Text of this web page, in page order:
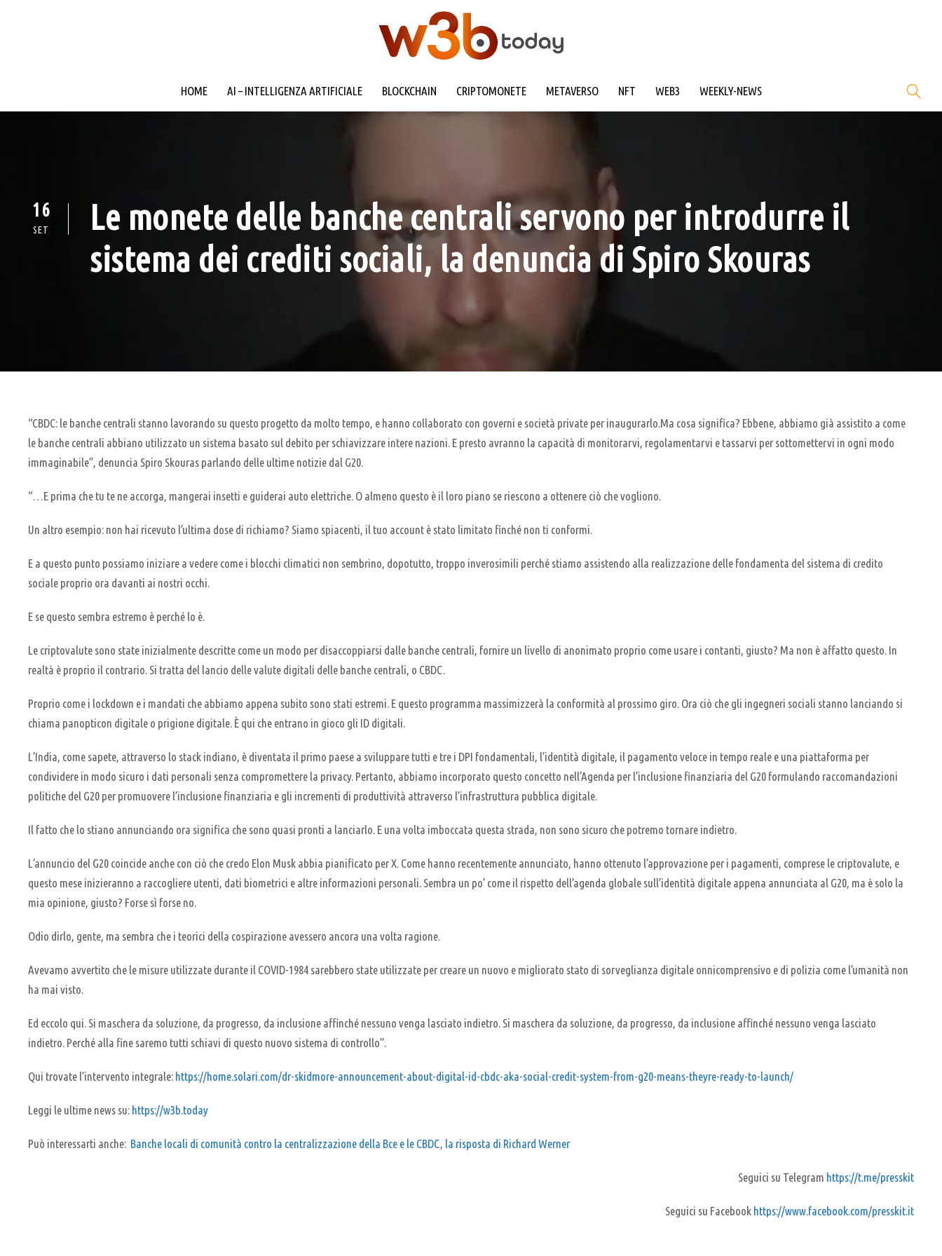
HOME AI – INTELLIGENZA ARTIFICIALE BLOCKCHAIN CRIPTOMONETE METAVERSO NFT WEB3 WEEKLY-NEWS
16
SET
Le monete delle banche centrali servono per introdurre il
sistema dei crediti sociali, la denuncia di Spiro Skouras
“CBDC: le banche centrali stanno lavorando su questo progetto da molto tempo, e hanno collaborato con governi e società private per inaugurarlo.Ma cosa significa? Ebbene, abbiamo già assistito a come
le banche centrali abbiano utilizzato un sistema basato sul debito per schiavizzare intere nazioni. E presto avranno la capacità di monitorarvi, regolamentarvi e tassarvi per sottomettervi in ogni modo
immaginabile”, denuncia Spiro Skouras parlando delle ultime notizie dal G20.
“…E prima che tu te ne accorga, mangerai insetti e guiderai auto elettriche. O almeno questo è il loro piano se riescono a ottenere ciò che vogliono.
Un altro esempio: non hai ricevuto l’ultima dose di richiamo? Siamo spiacenti, il tuo account è stato limitato finché non ti conformi.
E a questo punto possiamo iniziare a vedere come i blocchi climatici non sembrino, dopotutto, troppo inverosimili perché stiamo assistendo alla realizzazione delle fondamenta del sistema di credito
sociale proprio ora davanti ai nostri occhi.
E se questo sembra estremo è perché lo è.
Le criptovalute sono state inizialmente descritte come un modo per disaccoppiarsi dalle banche centrali, fornire un livello di anonimato proprio come usare i contanti, giusto? Ma non è affatto questo. In
realtà è proprio il contrario. Si tratta del lancio delle valute digitali delle banche centrali, o CBDC.
Proprio come i lockdown e i mandati che abbiamo appena subito sono stati estremi. E questo programma massimizzerà la conformità al prossimo giro. Ora ciò che gli ingegneri sociali stanno lanciando si
chiama panopticon digitale o prigione digitale. È qui che entrano in gioco gli ID digitali.
L’India, come sapete, attraverso lo stack indiano, è diventata il primo paese a sviluppare tutti e tre i DPI fondamentali, l’identità digitale, il pagamento veloce in tempo reale e una piattaforma per
condividere in modo sicuro i dati personali senza compromettere la privacy. Pertanto, abbiamo incorporato questo concetto nell’Agenda per l’inclusione finanziaria del G20 formulando raccomandazioni
politiche del G20 per promuovere l’inclusione finanziaria e gli incrementi di produttività attraverso l’infrastruttura pubblica digitale.
Il fatto che lo stiano annunciando ora significa che sono quasi pronti a lanciarlo. E una volta imboccata questa strada, non sono sicuro che potremo tornare indietro.
L’annuncio del G20 coincide anche con ciò che credo Elon Musk abbia pianificato per X. Come hanno recentemente annunciato, hanno ottenuto l’approvazione per i pagamenti, comprese le criptovalute, e
questo mese inizieranno a raccogliere utenti, dati biometrici e altre informazioni personali. Sembra un po’ come il rispetto dell’agenda globale sull’identità digitale appena annunciata al G20, ma è solo la
mia opinione, giusto? Forse sì forse no.
Odio dirlo, gente, ma sembra che i teorici della cospirazione avessero ancora una volta ragione.
Avevamo avvertito che le misure utilizzate durante il COVID-1984 sarebbero state utilizzate per creare un nuovo e migliorato stato di sorveglianza digitale onnicomprensivo e di polizia come l’umanità non
ha mai visto.
Ed eccolo qui. Si maschera da soluzione, da progresso, da inclusione affinché nessuno venga lasciato indietro. Si maschera da soluzione, da progresso, da inclusione affinché nessuno venga lasciato
indietro. Perché alla fine saremo tutti schiavi di questo nuovo sistema di controllo”.
Qui trovate l’intervento integrale: https://home.solari.com/dr-skidmore-announcement-about-digital-id-cbdc-aka-social-credit-system-from-g20-means-theyre-ready-to-launch/
Leggi le ultime news su: https://w3b.today
Può interessarti anche: Banche locali di comunità contro la centralizzazione della Bce e le CBDC, la risposta di Richard Werner
Seguici su Telegram https://t.me/presskit
Seguici su Facebook https://www.facebook.com/presskit.it